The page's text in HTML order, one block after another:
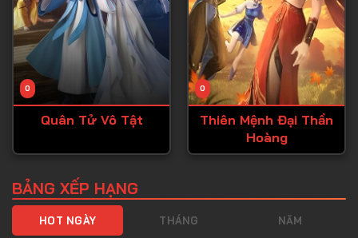
Tập 44
Tập 46
Tập 47
Tập 49
0
Quân Tử Vô Tật
0
Thiên Mệnh Đại Thần
Hoàng
BẢNG XẾP HẠNG
HOT NGÀY THÁNG NĂM